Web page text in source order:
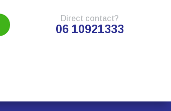
Direct contact?
06 10921333